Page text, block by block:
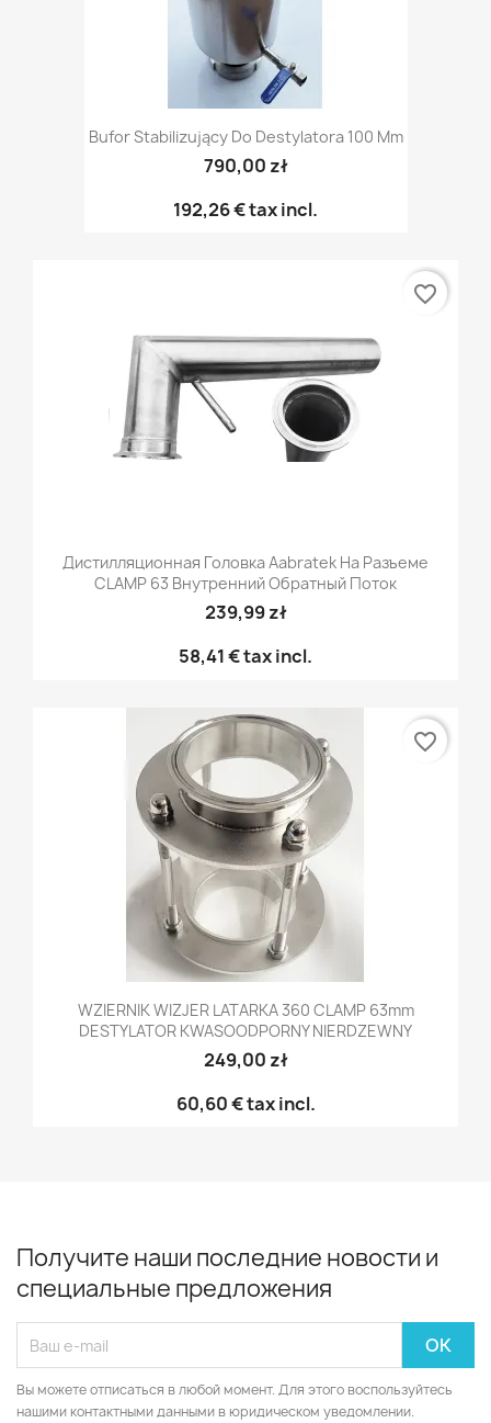
Bufor Stabilizujący Do Destylatora 100 Mm
790,00 zł
192,26 €tax incl.
Дистилляционная Головка Aabratek На Разъеме
CLAMP 63 Внутренний Обратный Поток
239,99 zł
58,41 €tax incl.
favorite_border
WZIERNIK WIZJER LATARKA 360 CLAMP 63mm
DESTYLATOR KWASOODPORNY NIERDZEWNY
249,00 zł
60,60 €tax incl.
favorite_border
Получите наши последние новости и
специальные предложения
Вы можете отписаться в любой момент. Для этого воспользуйтесь
нашими контактными данными в юридическом уведомлении.